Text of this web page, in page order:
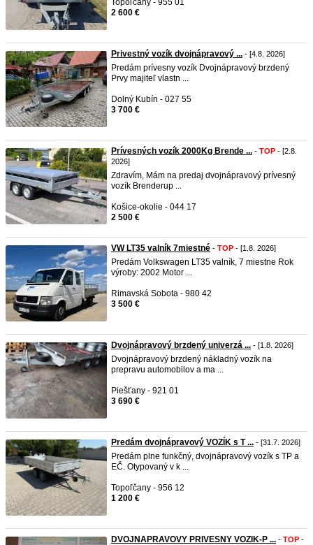
Topoľčany - 955 01
2 600 €
Privestný vozík dvojnápravový ... - [4.8. 2026]
Predám prívesny vozík Dvojnápravový brzdený
Prvy majiteľ vlastn ...
Dolný Kubín - 027 55
3 700 €
Prívesných vozík 2000Kg Brende ... - TOP - [2.8.
2026]
Zdravím, Mám na predaj dvojnápravový prívesný
vozík Brenderup ...
Košice-okolie - 044 17
2 500 €
VW LT35 valník 7miestné - TOP - [1.8. 2026]
Predám Volkswagen LT35 valník, 7 miestne Rok
výroby: 2002 Motor ...
Rimavská Sobota - 980 42
3 500 €
Dvojnápravový brzdený univerzá ... - [1.8. 2026]
Dvojnápravový brzdený nákladný vozík na
prepravu automobilov a ma ...
Piešťany - 921 01
3 690 €
Predám dvojnápravový VOZÍK s T ... - [31.7. 2026]
Predám plne funkčný, dvojnápravový vozík s TP a
EČ. Otypovaný v k ...
Topoľčany - 956 12
1 200 €
DVOJNAPRAVOVY PRIVESNY VOZIK-P ... - TOP -